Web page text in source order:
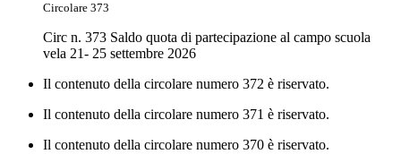
Circolare 373
Circ n. 373 Saldo quota di partecipazione al campo scuola
vela 21- 25 settembre 2026
Il contenuto della circolare numero 372 è riservato.
Il contenuto della circolare numero 371 è riservato.
Il contenuto della circolare numero 370 è riservato.